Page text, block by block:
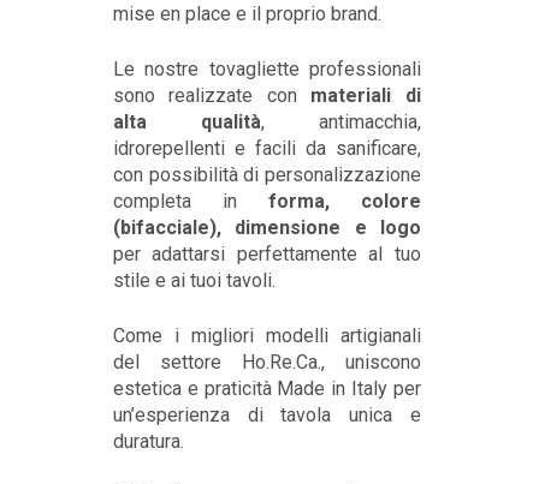
mise en place e il proprio brand.
Le nostre tovagliette professionali
sono realizzate con materiali di
alta qualità, antimacchia,
idrorepellenti e facili da sanificare,
con possibilità di personalizzazione
completa in forma, colore
(bifacciale), dimensione e logo
per adattarsi perfettamente al tuo
stile e ai tuoi tavoli.
Come i migliori modelli artigianali
del settore Ho.Re.Ca., uniscono
estetica e praticità Made in Italy per
un’esperienza di tavola unica e
duratura.